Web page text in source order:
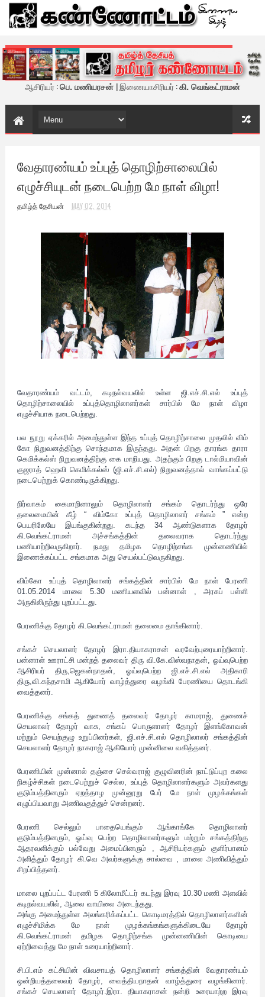
கண்ணோட்டம் - இணைய இதழ்
ஆசிரியர் :பெ. மணியரசன் | இணையாசிரியர் :கி. வெங்கட்ராமன்
வேதாரண்யம் உப்புத் தொழிற்சாலையில்
எழுச்சியுடன் நடைபெற்ற மே நாள் விழா!
தமிழ்த் தேசியன் MAY 02, 2014
வேதாரண்யம் வட்டம், கடிநல்வயலில் உள்ள ஜி.எச்.சி.எல் உப்புத்
தொழிற்சாலையில் உப்புத்தொழிலாளர்கள் சார்பில் மே நாள் விழா
எழுச்சியாக நடைபெற்றது.
பல நூறு ஏக்கரில் அமைந்துள்ள இந்த உப்புத் தொழிற்சாலை முதலில் விம்
கோ நிறுவனத்திற்கு சொந்தமாக இருந்தது. அதன் பிறகு தாரங்க தாரா
கெமிக்கல்ஸ் நிறுவனத்திற்கு கை மாறியது. அதற்கும் பிறகு டால்மியாவின்
குஜராத் ஹெவி கெமிக்கல்ஸ் (ஜி.எச்.சி.எல்) நிறுவனத்தால் வாங்கப்பட்டு
நடைபெற்றுக் கொண்டிருக்கிறது.
நிர்வாகம் கைமாறினாலும் தொழிலாளர் சங்கம் தொடர்ந்து ஒரே
தலைமையின் கீழ் “ விம்கோ உப்புத் தொழிலாளர் சங்கம் ” என்ற
பெயரிலேயே இயங்குகின்றது. கடந்த 34 ஆண்டுகளாக தோழர்
கி.வெங்கட்ராமன் அச்சங்கத்தின் தலைவராக தொடர்ந்து
பணியாற்றிவருகிறார். நமது தமிழக தொழிற்சங்க முன்னணியில்
இணைக்கப்பட்ட சங்கமாக அது செயல்பட்டுவருகிறது.
விம்கோ உப்புத் தொழிலாளர் சங்கத்தின் சார்பில் மே நாள் பேரணி
01.05.2014 மாலை 5.30 மணியளவில் பன்னாள் , அரசுப் பள்ளி
அருகிலிருந்து புறப்பட்டது.
பேரணிக்கு தோழர் கி.வெங்கட்ராமன் தலைமை தாங்கினார்.
சங்கச் செயலாளர் தோழர் இரா.தியாகராசன் வரவேற்புரையாற்றினார்.
பன்னாள் ஊராட்சி மன்றத் தலைவர் திரு வி.கே.விஸ்வநாதன், ஓய்வுபெற்ற
ஆசிரியர் திரு,ஜெகன்நாதன், ஓய்வுபெற்ற ஜி.எச்.சி.எல் அதிகாரி
திரு,வி.கந்தசாமி ஆகியோர் வாழ்த்துரை வழங்கி பேரணியை தொடங்கி
வைத்தனர்.
பேரணிக்கு சங்கத் துணைத் தலைவர் தோழர் காமராஜ், துணைச்
செயலாலர் தோழர் வாசு, சங்கப் பொருளாளர் தோழர் இளங்கோவன்
மற்றும் செயற்குழு உறுப்பினர்கள், ஜி.எச்.சி.எல் தொழிலாலர் சங்கத்தின்
செயலாளர் தோழர் நாகராஜ் ஆகியோர் முன்னிலை வகித்தனர்.
பேரணியின் முன்னால் தஞ்சை செல்வராஜ் குழுவினரின் நாட்டுப்புற கலை
நிகழ்ச்சிகள் நடைபெற்றுச் செல்ல, உப்புத் தொழிலாளர்களும் அவர்களது
குடும்பத்தினரும் ஏறத்தாழ முன்னூறு பேர் மே நாள் முழக்கங்கள்
எழுப்பியவாறு அணிவகுத்துச் சென்றனர்.
பேரணி செல்லும் பாதையெங்கும் ஆங்காங்கே தொழிலாளர்
குடும்பத்தினரும், ஓய்வு பெற்ற தொழிலாளர்களும் மற்றும் சங்கத்திற்கு
ஆதரவளிக்கும் பல்வேறு அமைப்பினரும் , ஆசிரியர்களும் குளிர்பானம்
அளித்தும் தோழர் கி.வெ அவர்களுக்கு சால்வை , மாலை அணிவித்தும்
சிறப்பித்தனர்.
மாலை புறப்பட்ட பேரணி 5 கிலோமீட்டர் கடந்து இரவு 10.30 மணி அளவில்
கடிநல்வயலில், ஆலை வாயிலை அடைந்தது.
அங்கு அமைந்துள்ள அலங்கரிக்கப்பட்ட கொடிமரத்தில் தொழிலாளர்களின்
எழுச்சிமிக்க மே நாள் முழக்கங்கங்களுக்கிடையே தோழர்
கி.வெங்கட்ராமன் தமிழக தொழிற்சங்க முன்னணியின் கொடியை
ஏற்றிவைத்து மே நாள் உரையாற்றினார்.
சி.பி.எம் கட்சியின் விவசாயத் தொழிலாளர் சங்கத்தின் வேதாரண்யம்
ஒன்றியத்தலைவர் தோழர், வைத்தியநாதன் வாழ்த்துரை வழங்கினார்.
சங்கச் செயலாளர் தோழர்.இரா. தியாகராசன் நன்றி உரையாற்ற இரவு